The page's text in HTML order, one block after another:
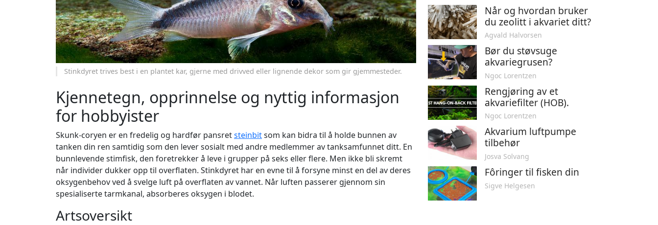
Stinkdyret trives best i en plantet kar, gjerne med drivved eller lignende dekor som gir gjemmesteder.
Kjennetegn, opprinnelse og nyttig informasjon
for hobbyister
Skunk-coryen er en fredelig og hardfør pansretsteinbitsom kan bidra til å holde bunnen av
tanken din ren samtidig som den lever sosialt med andre medlemmer av tanksamfunnet ditt. En
bunnlevende stimfisk, den foretrekker å leve i grupper på seks eller flere. Men ikke bli skremt
når individer dukker opp til overflaten. Stinkdyret har en evne til å forsyne minst en del av deres
oksygenbehov ved å svelge luft på overflaten av vannet. Når luften passerer gjennom sin
spesialiserte tarmkanal, absorberes oksygen i blodet.
Artsoversikt
Når og hvordan bruker
du zeolitt i akvariet ditt?
Agvald Halvorsen
Bør du støvsuge
akvariegrusen?
Ngoc Lorentzen
Rengjøring av et
akvariefilter (HOB).
Ngoc Lorentzen
Akvarium luftpumpe
tilbehør
Josva Solvang
Fôringer til fisken din
Sigve Helgesen